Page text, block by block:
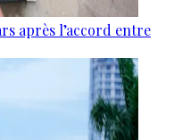
après l’accord entre